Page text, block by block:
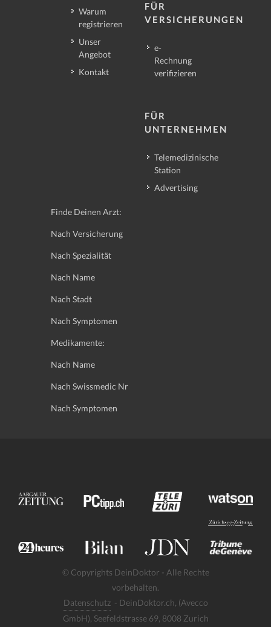
Warum
registrieren
Unser
Angebot
Kontakt
FÜR
VERSICHERUNGEN
e-
Rechnung
verifizieren
FÜR
UNTERNEHMEN
Telemedizinische
Station
Advertising
Finde Deinen Arzt:
Nach Versicherung
Nach Spezialität
Nach Name
Nach Stadt
Nach Symptomen
Medikamente:
Nach Name
Nach Swissmedic Nr
Nach Symptomen
© Copyrights DeinDoktor - Alle Rechte
vorbehalten.
Datenschutz - DeinDoktor.ch, (Avecco
GmbH), Seefeldstrasse 69, 8008 Zurich